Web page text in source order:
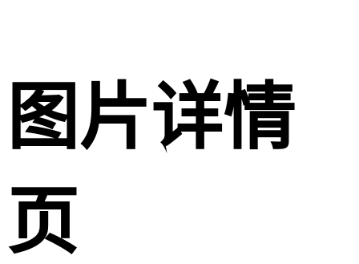
图片详情
页